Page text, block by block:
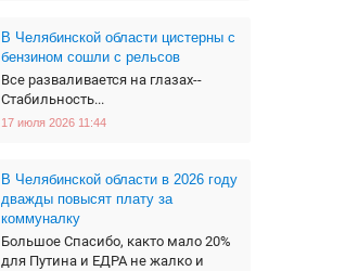
В Челябинской области цистерны с
бензином сошли с рельсов
Все разваливается на глазах--
Стабильность...
17 июля 2026 11:44
В Челябинской области в 2026 году
дважды повысят плату за
коммуналку
Большое Спасибо, както мало 20%
для Путина и ЕДРА не жалко и